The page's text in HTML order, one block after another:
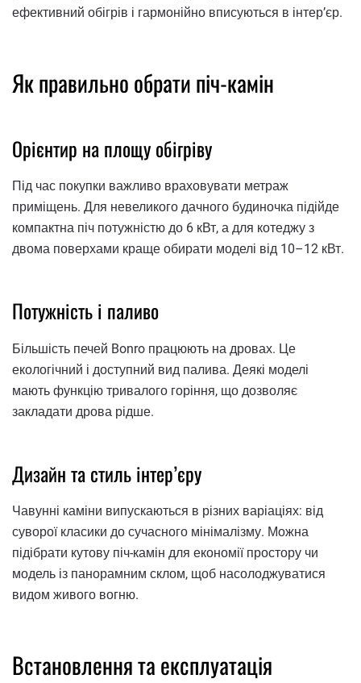
ефективний обігрів і гармонійно вписуються в інтер’єр.
Як правильно обрати піч-камін
Орієнтир на площу обігріву
Під час покупки важливо враховувати метраж
приміщень. Для невеликого дачного будиночка підійде
компактна піч потужністю до 6 кВт, а для котеджу з
двома поверхами краще обирати моделі від 10–12 кВт.
Потужність і паливо
Більшість печей Bonro працюють на дровах. Це
екологічний і доступний вид палива. Деякі моделі
мають функцію тривалого горіння, що дозволяє
закладати дрова рідше.
Дизайн та стиль інтер’єру
Чавунні каміни випускаються в різних варіаціях: від
суворої класики до сучасного мінімалізму. Можна
підібрати кутову піч-камін для економії простору чи
модель із панорамним склом, щоб насолоджуватися
видом живого вогню.
Встановлення та експлуатація